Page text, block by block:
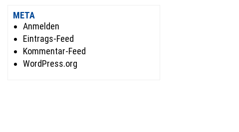
META
Anmelden
Eintrags-Feed
Kommentar-Feed
WordPress.org